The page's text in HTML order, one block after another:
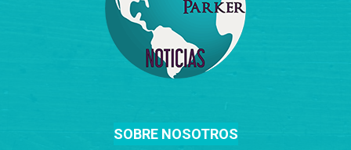
SOBRE NOSOTROS